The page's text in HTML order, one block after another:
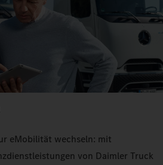
eMobilität wechseln: mit
von Daimler Truck